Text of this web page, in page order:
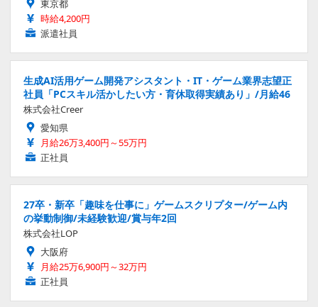
東京都
時給4,200円
派遣社員
生成AI活用ゲーム開発アシスタント・IT・ゲーム業界志望正
社員「PCスキル活かしたい方・育休取得実績あり」/月給46
株式会社Creer
愛知県
月給26万3,400円～55万円
正社員
27卒・新卒「趣味を仕事に」ゲームスクリプター/ゲーム内
の挙動制御/未経験歓迎/賞与年2回
株式会社LOP
大阪府
月給25万6,900円～32万円
正社員